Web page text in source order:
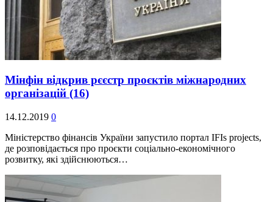
Мінфін відкрив рєєстр проєктів міжнародних
організацій (16)
14.12.2019 0
Міністерство фінансів України запустило портал IFIs projects,
де розповідається про проєкти соціально-економічного
розвитку, які здійснюються…